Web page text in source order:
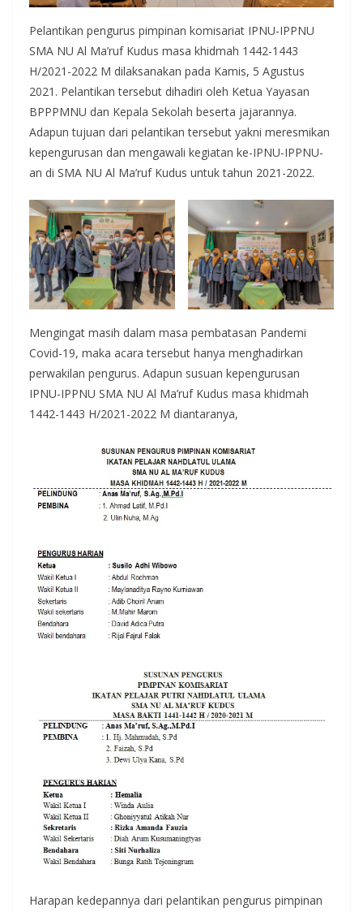
Pelantikan pengurus pimpinan komisariat IPNU-IPPNU
SMA NU Al Ma’ruf Kudus masa khidmah 1442-1443
H/2021-2022 M dilaksanakan pada Kamis, 5 Agustus
2021. Pelantikan tersebut dihadiri oleh Ketua Yayasan
BPPPMNU dan Kepala Sekolah beserta jajarannya.
Adapun tujuan dari pelantikan tersebut yakni meresmikan
kepengurusan dan mengawali kegiatan ke-IPNU-IPPNU-
an di SMA NU Al Ma’ruf Kudus untuk tahun 2021-2022.
Mengingat masih dalam masa pembatasan Pandemi
Covid-19, maka acara tersebut hanya menghadirkan
perwakilan pengurus. Adapun susuan kepengurusan
IPNU-IPPNU SMA NU Al Ma’ruf Kudus masa khidmah
1442-1443 H/2021-2022 M diantaranya,
Harapan kedepannya dari pelantikan pengurus pimpinan